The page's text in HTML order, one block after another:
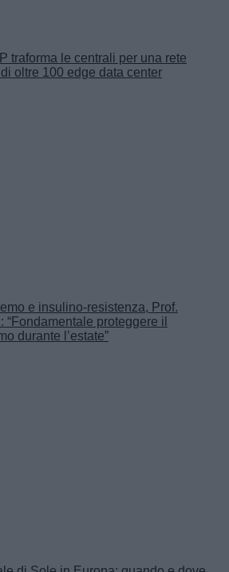
traforma le centrali per una rete
oltre 100 edge data center
e insulino-resistenza, Prof.
“Fondamentale proteggere il
durante l’estate”